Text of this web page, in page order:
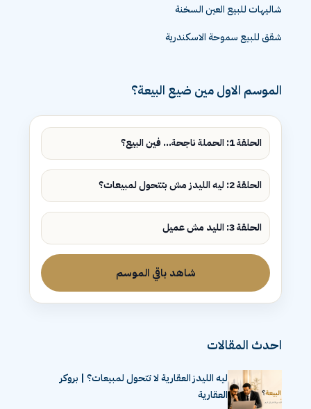
شاليهات للبيع العين السخنة
شقق للبيع سموحة الاسكندرية
الموسم الاول مين ضيع البيعة؟
الحلقة 1: الحملة ناجحة... فين البيع؟
الحلقة 2: ليه الليدز مش بتتحول لمبيعات؟
الحلقة 3: الليد مش عميل
شاهد باقي الموسم
احدث المقالات
ليه الليدز العقارية لا تتحول لمبيعات؟ | بروكر
العقارية